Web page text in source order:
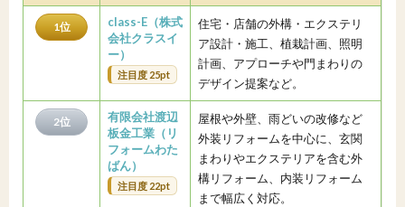
1位
class-E（株式
会社クラスイ
ー）
注目度 25pt
住宅・店舗の外構・エクステリ
ア設計・施工、植栽計画、照明
計画、アプローチや門まわりの
デザイン提案など。
2位
有限会社渡辺
板金工業（リ
フォームわた
ばん）
注目度 22pt
屋根や外壁、雨どいの改修など
外装リフォームを中心に、玄関
まわりやエクステリアを含む外
構リフォーム、内装リフォーム
まで幅広く対応。